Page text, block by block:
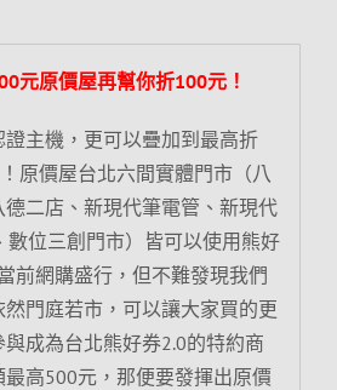
元原價屋再幫你折100元！
主機，更可以疊加到最高折
原價屋台北六間實體門市（八
二店、新現代筆電管、新現代
數位三創門市）皆可以使用熊好
前網購盛行，但不難發現我們
門庭若市，可以讓大家買的更
成為台北熊好券2.0的特約商
高500元，那便要發揮出原價